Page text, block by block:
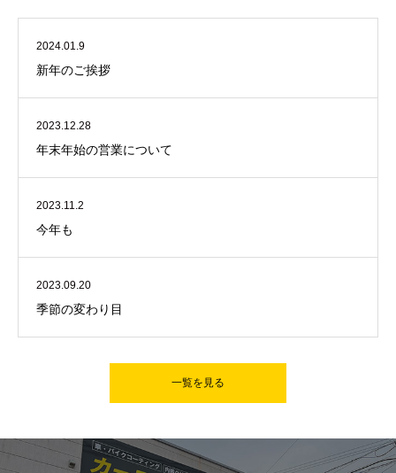
2024.01.9
新年のご挨拶
2023.12.28
年末年始の営業について
2023.11.2
今年も
2023.09.20
季節の変わり目
一覧を見る